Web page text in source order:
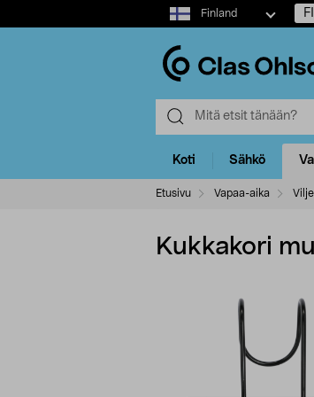
Select
market
Finland FI
Koti Sähkö
Etusivu Vapaa-aika
Kukkakori